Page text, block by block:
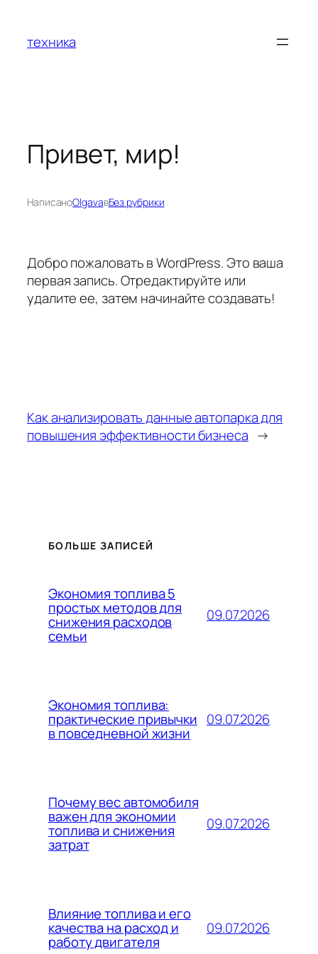
содержимому
техника
Привет, мир!
НаписаноOlgavaвБез рубрики
Добро пожаловать в WordPress. Это ваша
первая запись. Отредактируйте или
удалите ее, затем начинайте создавать!
Как анализировать данные автопарка для
повышения эффективности бизнеса →
БОЛЬШЕ ЗАПИСЕЙ
Экономия топлива 5
простых методов для
снижения расходов
семьи
09.07.2026
Экономия топлива:
практические привычки
в повседневной жизни
09.07.2026
Почему вес автомобиля
важен для экономии
топлива и снижения
затрат
09.07.2026
Влияние топлива и его
качества на расход и
работу двигателя
09.07.2026